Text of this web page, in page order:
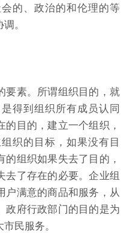
的、政治的和伦理的等
。
素。所谓组织目的，就
得到组织所有成员认同
目的，建立一个组织，
织的目标，如果没有目
组织如果失去了目的，
去了存在的必要。企业组
户满意的商品和服务，从
政府行政部门的目的是为
民服务。